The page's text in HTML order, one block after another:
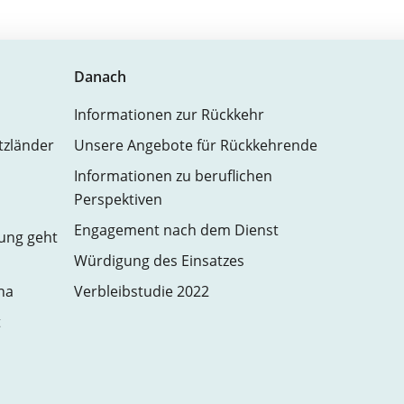
geht
Danach
Informationen zur Rückkehr
Unsere Angebote für Rückkehrende
Informationen zu beruflichen
Perspektiven
Engagement nach dem Dienst
Würdigung des Einsatzes
Verbleibstudie 2022